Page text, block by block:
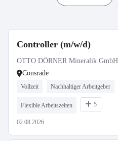
Controller (m/w/d)
OTTO DÖRNER Mineralik
Consrade
Vollzeit Nachhaltiger Arbeitgeber
Flexible Arbeitszeiten 5
02.08.2026